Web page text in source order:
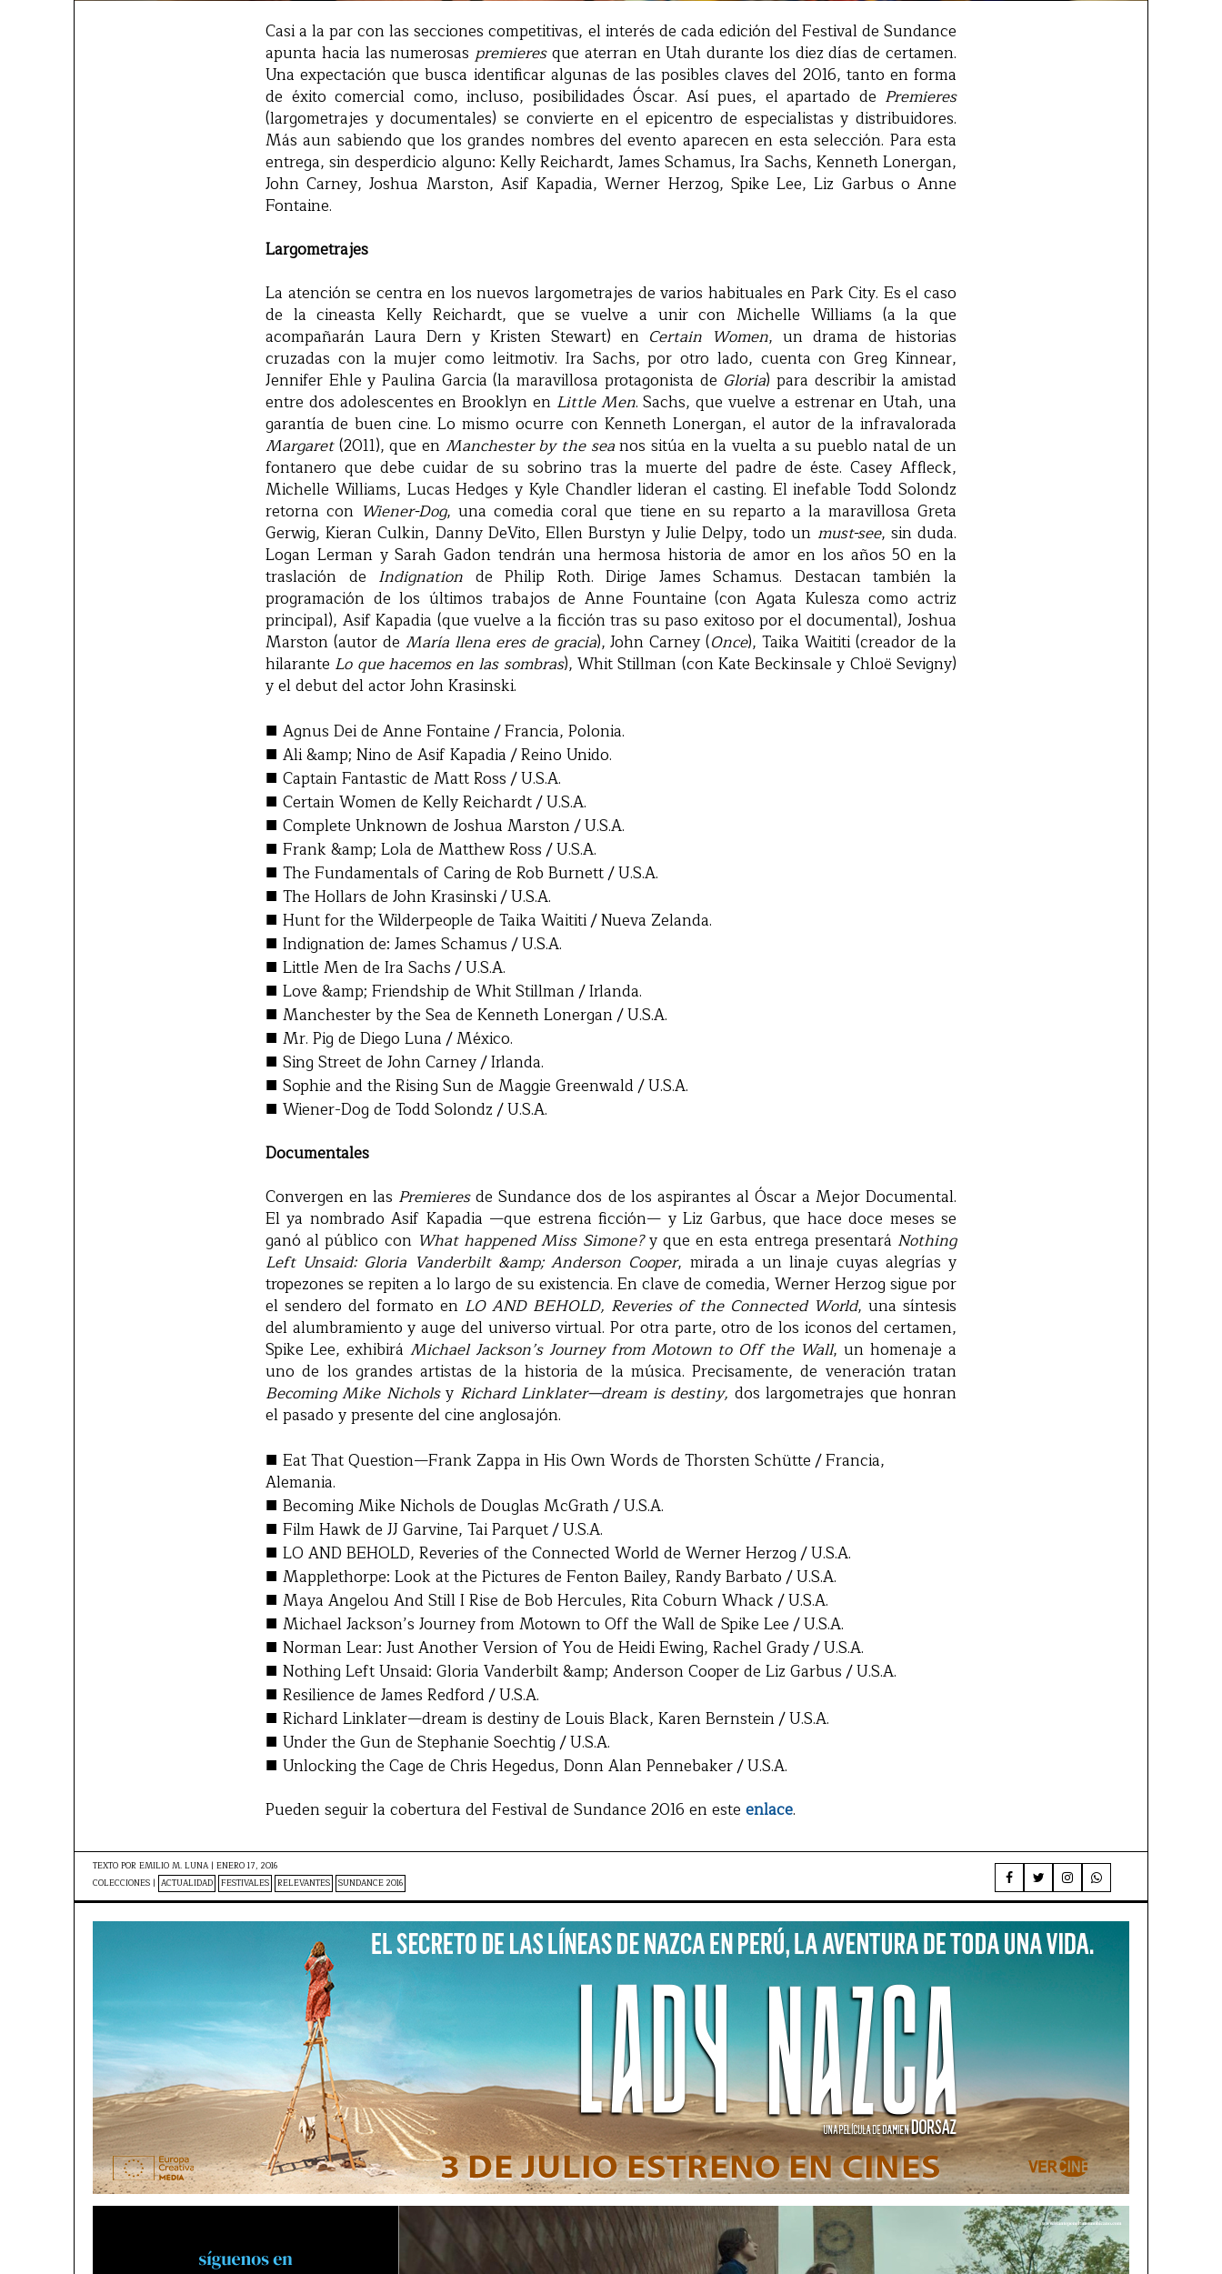
Casi a la par con las secciones competitivas, el interés de cada edición del Festival de Sundance
apunta hacia las numerosaspremieresque aterran en Utah durante los diez días de certamen.
Una expectación que busca identificar algunas de las posibles claves del 2016, tanto en forma
de éxito comercial como, incluso, posibilidades Óscar. Así pues, el apartado de Premieres
(largometrajes y documentales) se convierte en el epicentro de especialistas y distribuidores.
Más aun sabiendo que los grandes nombres del evento aparecen en esta selección. Para esta
entrega, sin desperdicio alguno: Kelly Reichardt, James Schamus, Ira Sachs, Kenneth Lonergan,
John Carney, Joshua Marston, Asif Kapadia, Werner Herzog, Spike Lee, Liz Garbus o Anne
Fontaine.
Largometrajes
La atención se centra en los nuevos largometrajes de varios habituales en Park City. Es el caso
de la cineasta Kelly Reichardt, que se vuelve a unir con Michelle Williams (a la que
acompañarán Laura Dern y Kristen Stewart) en Certain Women, un drama de historias
cruzadas con la mujer como leitmotiv. Ira Sachs, por otro lado, cuenta con Greg Kinnear,
Jennifer Ehle y Paulina Garcia (la maravillosa protagonista de Gloria) para describir la amistad
entre dos adolescentes en Brooklyn en Little Men. Sachs, que vuelve a estrenar en Utah, una
garantía de buen cine. Lo mismo ocurre con Kenneth Lonergan, el autor de la infravalorada
Margaret(2011), que en Manchester by the seanos sitúa en la vuelta a su pueblo natal de un
fontanero que debe cuidar de su sobrino tras la muerte del padre de éste. Casey Affleck,
Michelle Williams, Lucas Hedges y Kyle Chandler lideran el casting. El inefable Todd Solondz
retorna con Wiener-Dog, una comedia coral que tiene en su reparto a la maravillosa Greta
Gerwig, Kieran Culkin, Danny DeVito, Ellen Burstyn y Julie Delpy, todo un must-see, sin duda.
Logan Lerman y Sarah Gadon tendrán una hermosa historia de amor en los años 50 en la
traslación de Indignation de Philip Roth. Dirige James Schamus. Destacan también la
programación de los últimos trabajos de Anne Fountaine (con Agata Kulesza como actriz
principal), Asif Kapadia (que vuelve a la ficción tras su paso exitoso por el documental), Joshua
Marston (autor de María llena eres de gracia), John Carney (Once), Taika Waititi (creador de la
hilarante Lo que hacemos en las sombras), Whit Stillman (con Kate Beckinsale y Chloë Sevigny)
y el debut del actor John Krasinski.
■ Agnus Dei de Anne Fontaine / Francia, Polonia.
■ Ali &amp; Nino de Asif Kapadia / Reino Unido.
■ Captain Fantastic de Matt Ross / U.S.A.
■ Certain Women de Kelly Reichardt / U.S.A.
■ Complete Unknown de Joshua Marston / U.S.A.
■ Frank &amp; Lola de Matthew Ross / U.S.A.
■ The Fundamentals of Caring de Rob Burnett / U.S.A.
■ The Hollars de John Krasinski / U.S.A.
■ Hunt for the Wilderpeople de Taika Waititi / Nueva Zelanda.
■ Indignation de: James Schamus / U.S.A.
■ Little Men de Ira Sachs / U.S.A.
■ Love &amp; Friendship de Whit Stillman / Irlanda.
■ Manchester by the Sea de Kenneth Lonergan / U.S.A.
■ Mr. Pig de Diego Luna / México.
■ Sing Street de John Carney / Irlanda.
■ Sophie and the Rising Sun de Maggie Greenwald / U.S.A.
■ Wiener-Dog de Todd Solondz / U.S.A.
Documentales
Convergen en las Premieresde Sundance dos de los aspirantes al Óscar a Mejor Documental.
El ya nombrado Asif Kapadia —que estrena ficción— y Liz Garbus, que hace doce meses se
ganó al público con What happened Miss Simone?y que en esta entrega presentará Nothing
Left Unsaid: Gloria Vanderbilt &amp; Anderson Cooper, mirada a un linaje cuyas alegrías y
tropezones se repiten a lo largo de su existencia. En clave de comedia, Werner Herzog sigue por
el sendero del formato en LO AND BEHOLD, Reveries of the Connected World, una síntesis
del alumbramiento y auge del universo virtual. Por otra parte, otro de los iconos del certamen,
Spike Lee, exhibirá Michael Jackson’s Journey from Motown to Off the Wall, un homenaje a
uno de los grandes artistas de la historia de la música. Precisamente, de veneración tratan
Becoming Mike Nicholsy Richard Linklater—dream is destiny, dos largometrajes que honran
el pasado y presente del cine anglosajón.
■ Eat That Question—Frank Zappa in His Own Words de Thorsten Schütte / Francia,
Alemania.
■ Becoming Mike Nichols de Douglas McGrath / U.S.A.
■ Film Hawk de JJ Garvine, Tai Parquet / U.S.A.
■ LO AND BEHOLD, Reveries of the Connected World de Werner Herzog / U.S.A.
■ Mapplethorpe: Look at the Pictures de Fenton Bailey, Randy Barbato / U.S.A.
■ Maya Angelou And Still I Rise de Bob Hercules, Rita Coburn Whack / U.S.A.
■ Michael Jackson’s Journey from Motown to Off the Wall de Spike Lee / U.S.A.
■ Norman Lear: Just Another Version of You de Heidi Ewing, Rachel Grady / U.S.A.
■ Nothing Left Unsaid: Gloria Vanderbilt &amp; Anderson Cooper de Liz Garbus / U.S.A.
■ Resilience de James Redford / U.S.A.
■ Richard Linklater—dream is destiny de Louis Black, Karen Bernstein / U.S.A.
■ Under the Gun de Stephanie Soechtig / U.S.A.
■ Unlocking the Cage de Chris Hegedus, Donn Alan Pennebaker / U.S.A.
Pueden seguir la cobertura del Festival de Sundance 2016 en este enlace.
TEXTO POR EMILIO M. LUNA | ENERO 17, 2016
COLECCIONES | ACTUALIDAD FESTIVALES RELEVANTES SUNDANCE 2016